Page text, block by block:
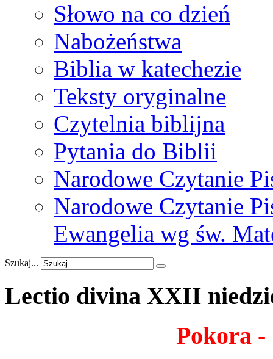
Słowo na co dzień
Nabożeństwa
Biblia w katechezie
Teksty oryginalne
Czytelnia biblijna
Pytania do Biblii
Narodowe Czytanie
Narodowe Czytanie
Ewangelia wg św.
Szukaj...
Lectio divina XXII
Pokora